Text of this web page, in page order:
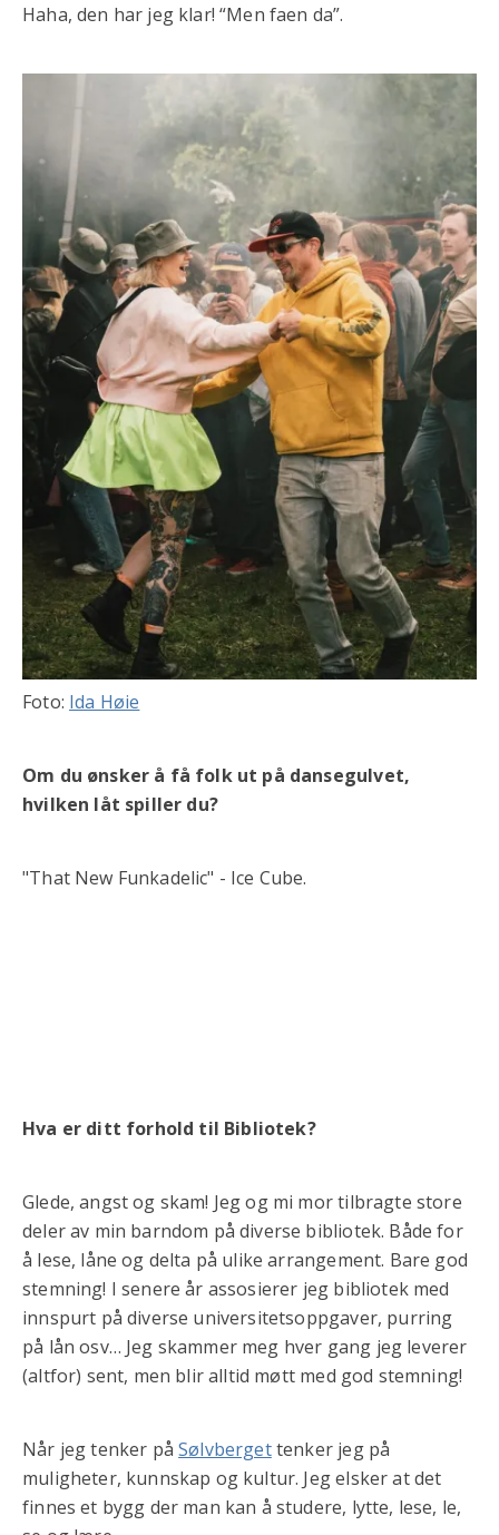
Haha, den har jeg klar! “Men faen da”.
Foto: Ida Høie
Om du ønsker å få folk ut på dansegulvet,
hvilken låt spiller du?
"That New Funkadelic" - Ice Cube.
Hva er ditt forhold til Bibliotek?
Glede, angst og skam! Jeg og mi mor tilbragte store
deler av min barndom på diverse bibliotek. Både for
å lese, låne og delta på ulike arrangement. Bare god
stemning! I senere år assosierer jeg bibliotek med
innspurt på diverse universitetsoppgaver, purring
på lån osv… Jeg skammer meg hver gang jeg leverer
(altfor) sent, men blir alltid møtt med god stemning!
Når jeg tenker påSølvbergettenker jeg på
muligheter, kunnskap og kultur. Jeg elsker at det
finnes et bygg der man kan å studere, lytte, lese, le,